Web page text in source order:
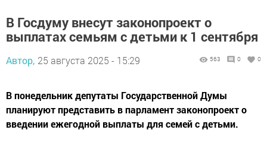
В Госдуму внесут законопроект о
выплатах семьям с детьми к 1 сентября
Автор, 25 августа 2025 - 15:29 563 0 0
В понедельник депутаты Государственной Думы
планируют представить в парламент законопроект о
введении ежегодной выплаты для семей с детьми.